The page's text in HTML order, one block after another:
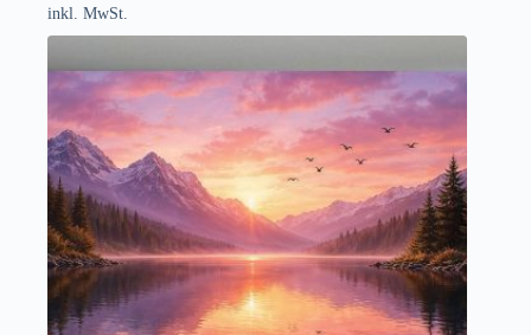
inkl. MwSt.